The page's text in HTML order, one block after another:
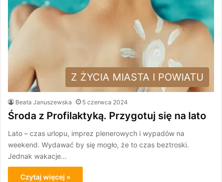
Z ŻYCIA MIASTA I POWIATU
Beata Januszewska 5 czerwca 2024
Środa z Profilaktyką. Przygotuj się na lato
Lato – czas urlopu, imprez plenerowych i wypadów na
weekend. Wydawać by się mogło, że to czas beztroski.
Jednak wakacje…
Czytaj więcej »